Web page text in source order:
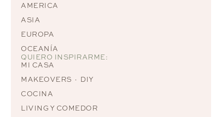
AMERICA
ASIA
EUROPA
OCEANÍA
QUIERO INSPIRARME:
MI CASA
MAKEOVERS · DIY
COCINA
LIVING Y COMEDOR